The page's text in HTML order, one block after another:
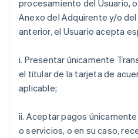
procesamiento del Usuario,
Anexo del Adquirente y/o
anterior, el Usuario acepta
i. Presentar únicamente
el titular de la tarjeta de
aplicable;
ii. Aceptar pagos
o servicios, o en su caso,